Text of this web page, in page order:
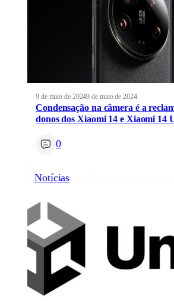
9 de maio de 20249 de maio de 2024
Condensação na câmera é a
donos dos Xiaomi 14 e Xiaomi 14
0
Notícias